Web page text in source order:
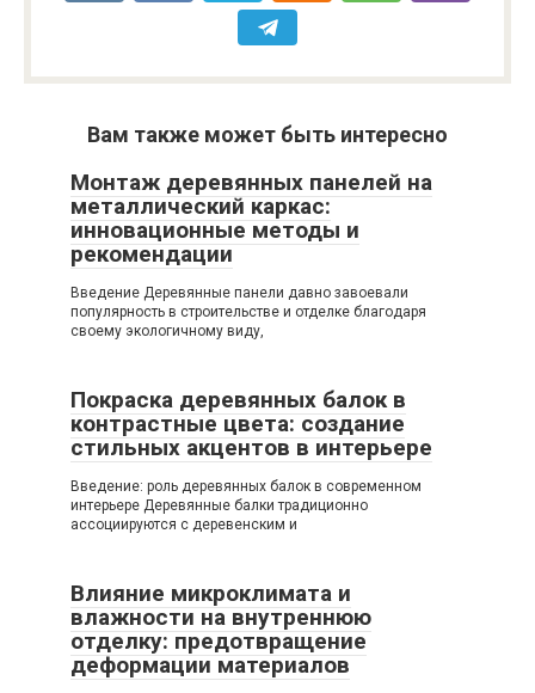
Вам также может быть интересно
Монтаж деревянных панелей на
металлический каркас:
инновационные методы и
рекомендации
Введение Деревянные панели давно завоевали
популярность в строительстве и отделке благодаря
своему экологичному виду,
Покраска деревянных балок в
контрастные цвета: создание
стильных акцентов в интерьере
Введение: роль деревянных балок в современном
интерьере Деревянные балки традиционно
ассоциируются с деревенским и
Влияние микроклимата и
влажности на внутреннюю
отделку: предотвращение
деформации материалов